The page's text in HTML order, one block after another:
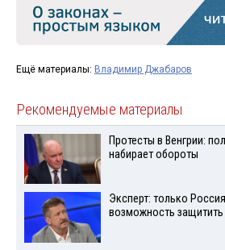
Ещё материалы: Владимир Джабаров
Рекомендуемые материалы
Протесты в Венгрии:
набирает обороты
Эксперт: только
возможность защитить